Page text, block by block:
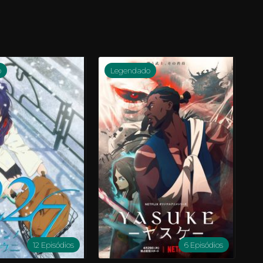
12 Episódios
Legendado
6 Episódios